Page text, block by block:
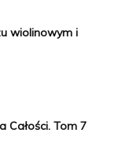
wiolinowym i
Całości. Tom 7